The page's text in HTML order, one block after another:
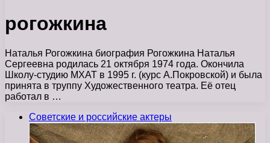
рогожкина
Наталья Рогожкина биография Рогожкина Наталья
Сергеевна родилась 21 октября 1974 года. Окончила
Школу-студию МХАТ в 1995 г. (курс А.Покровской) и была
принята в труппу Художественного театра. Её отец
работал в …
Советские и российские актеры